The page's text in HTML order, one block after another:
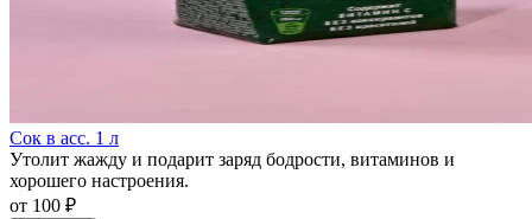
Сок в асс. 1 л
Утолит жажду и подарит заряд бодрости, витаминов и
хорошего настроения.
от 100 ₽